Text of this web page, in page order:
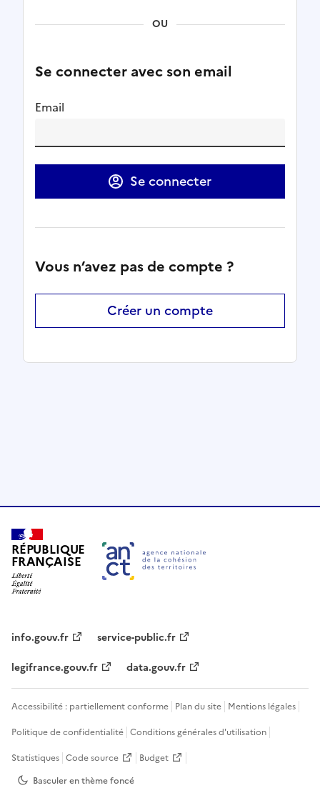
OU
Se connecter avec son email
Email
Se connecter
Vous n’avez pas de compte ?
Créer un compte
RÉPUBLIQUE
FRANÇAISE
info.gouv.fr
service-public.fr
legifrance.gouv.fr
data.gouv.fr
Accessibilité : partiellement conforme Plan du site Mentions légales
Politique de confidentialité Conditions générales d'utilisation
Statistiques Code source
Budget
Basculer en thèmefoncé